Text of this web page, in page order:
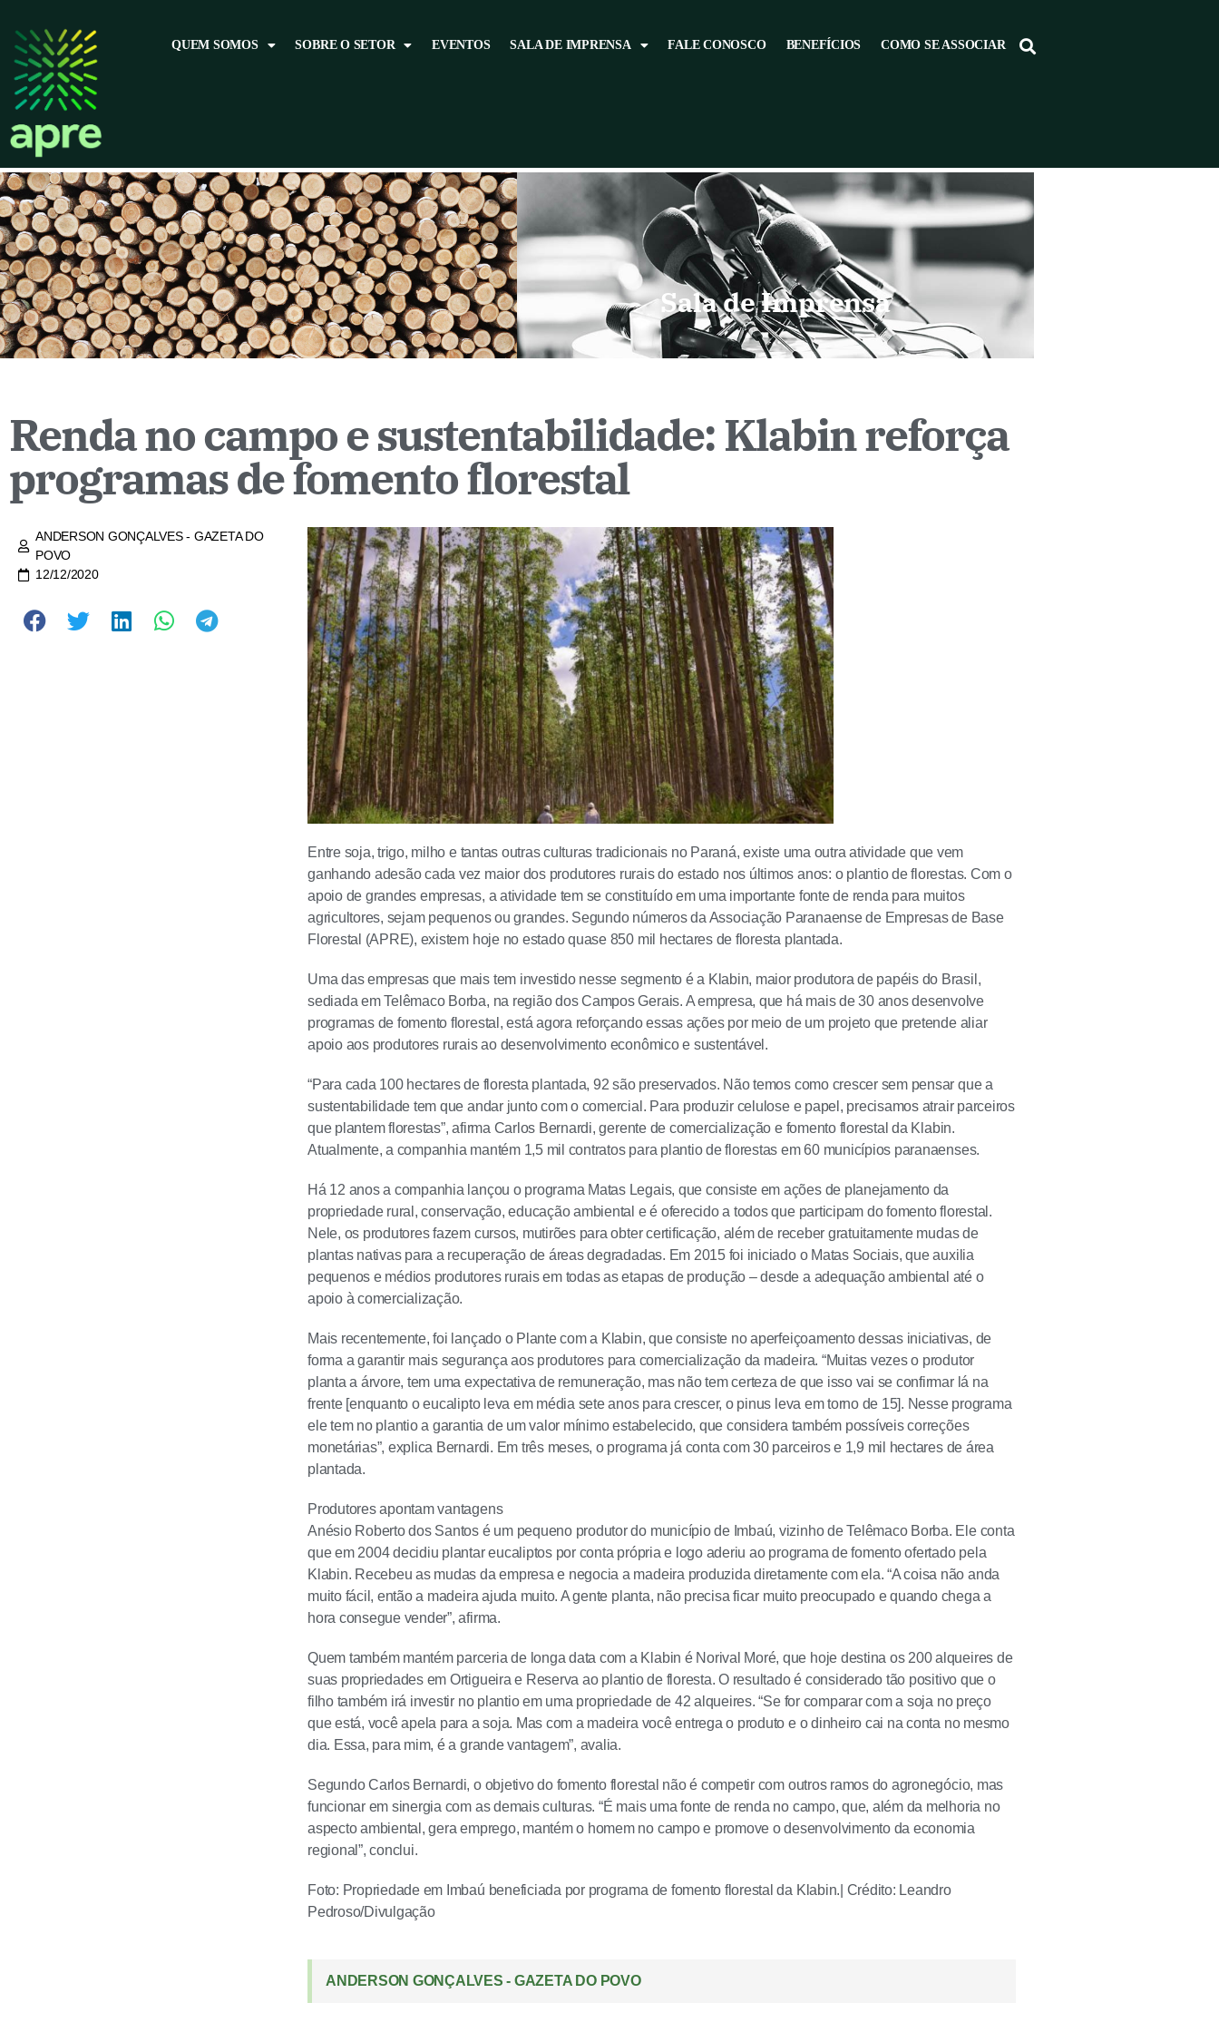
QUEM SOMOS SOBRE O SETOR EVENTOS SALA DE IMPRENSA FALE CONOSCO BENEFÍCIOS COMO SE ASSOCIAR
Sala de Imprensa
Renda no campo e sustentabilidade: Klabin reforça
programas de fomento florestal
ANDERSON GONÇALVES - GAZETA DO
POVO
12/12/2020
Entre soja, trigo, milho e tantas outras culturas tradicionais no Paraná, existe uma outra atividade que vem
ganhando adesão cada vez maior dos produtores rurais do estado nos últimos anos: o plantio de florestas. Com o
apoio de grandes empresas, a atividade tem se constituído em uma importante fonte de renda para muitos
agricultores, sejam pequenos ou grandes. Segundo números da Associação Paranaense de Empresas de Base
Florestal (APRE), existem hoje no estado quase 850 mil hectares de floresta plantada.
Uma das empresas que mais tem investido nesse segmento é a Klabin, maior produtora de papéis do Brasil,
sediada em Telêmaco Borba, na região dos Campos Gerais. A empresa, que há mais de 30 anos desenvolve
programas de fomento florestal, está agora reforçando essas ações por meio de um projeto que pretende aliar
apoio aos produtores rurais ao desenvolvimento econômico e sustentável.
“Para cada 100 hectares de floresta plantada, 92 são preservados. Não temos como crescer sem pensar que a
sustentabilidade tem que andar junto com o comercial. Para produzir celulose e papel, precisamos atrair parceiros
que plantem florestas”, afirma Carlos Bernardi, gerente de comercialização e fomento florestal da Klabin.
Atualmente, a companhia mantém 1,5 mil contratos para plantio de florestas em 60 municípios paranaenses.
Há 12 anos a companhia lançou o programa Matas Legais, que consiste em ações de planejamento da
propriedade rural, conservação, educação ambiental e é oferecido a todos que participam do fomento florestal.
Nele, os produtores fazem cursos, mutirões para obter certificação, além de receber gratuitamente mudas de
plantas nativas para a recuperação de áreas degradadas. Em 2015 foi iniciado o Matas Sociais, que auxilia
pequenos e médios produtores rurais em todas as etapas de produção – desde a adequação ambiental até o
apoio à comercialização.
Mais recentemente, foi lançado o Plante com a Klabin, que consiste no aperfeiçoamento dessas iniciativas, de
forma a garantir mais segurança aos produtores para comercialização da madeira. “Muitas vezes o produtor
planta a árvore, tem uma expectativa de remuneração, mas não tem certeza de que isso vai se confirmar lá na
frente [enquanto o eucalipto leva em média sete anos para crescer, o pinus leva em torno de 15]. Nesse programa
ele tem no plantio a garantia de um valor mínimo estabelecido, que considera também possíveis correções
monetárias”, explica Bernardi. Em três meses, o programa já conta com 30 parceiros e 1,9 mil hectares de área
plantada.
Produtores apontam vantagens
Anésio Roberto dos Santos é um pequeno produtor do município de Imbaú, vizinho de Telêmaco Borba. Ele conta
que em 2004 decidiu plantar eucaliptos por conta própria e logo aderiu ao programa de fomento ofertado pela
Klabin. Recebeu as mudas da empresa e negocia a madeira produzida diretamente com ela. “A coisa não anda
muito fácil, então a madeira ajuda muito. A gente planta, não precisa ficar muito preocupado e quando chega a
hora consegue vender”, afirma.
Quem também mantém parceria de longa data com a Klabin é Norival Moré, que hoje destina os 200 alqueires de
suas propriedades em Ortigueira e Reserva ao plantio de floresta. O resultado é considerado tão positivo que o
filho também irá investir no plantio em uma propriedade de 42 alqueires. “Se for comparar com a soja no preço
que está, você apela para a soja. Mas com a madeira você entrega o produto e o dinheiro cai na conta no mesmo
dia. Essa, para mim, é a grande vantagem”, avalia.
Segundo Carlos Bernardi, o objetivo do fomento florestal não é competir com outros ramos do agronegócio, mas
funcionar em sinergia com as demais culturas. “É mais uma fonte de renda no campo, que, além da melhoria no
aspecto ambiental, gera emprego, mantém o homem no campo e promove o desenvolvimento da economia
regional”, conclui.
Foto: Propriedade em Imbaú beneficiada por programa de fomento florestal da Klabin.| Crédito: Leandro
Pedroso/Divulgação
ANDERSON GONÇALVES - GAZETA DO POVO